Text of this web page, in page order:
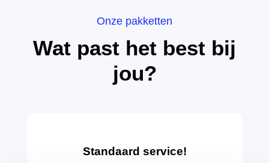
Onze pakketten
Wat past het best bij
jou?
Standaard service!